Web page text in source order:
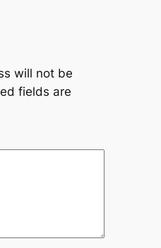
will not be
fields are